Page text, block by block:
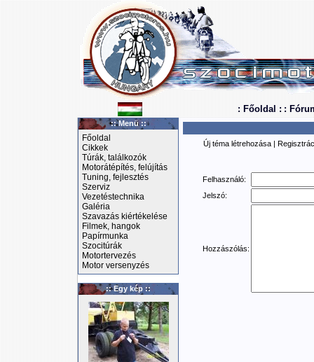
: Főoldal : :
:: Menü ::
Főoldal
Cikkek
Túrák, találkozók
Motorátépítés, felújítás
Tuning, fejlesztés
Szerviz
Vezetéstechnika
Galéria
Szavazás kiértékelése
Filmek, hangok
Papírmunka
Szocitúrák
Motortervezés
Motor versenyzés
:: Egy kép ::
Új téma létrehozása |
Felhasználó:
Jelszó:
Hozzászólás: